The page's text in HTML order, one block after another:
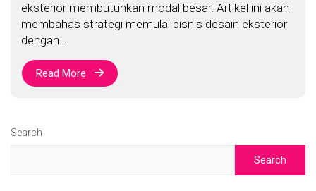
eksterior membutuhkan modal besar. Artikel ini akan
membahas strategi memulai bisnis desain eksterior
dengan…
Read More
Search
Search